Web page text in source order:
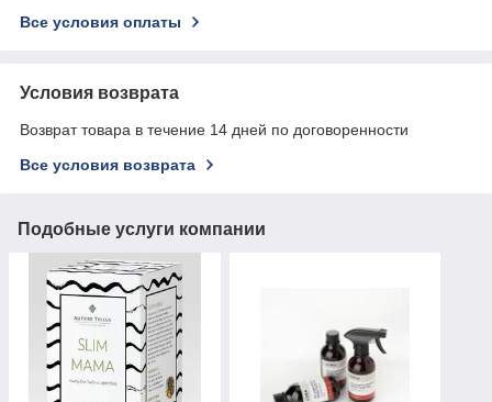
Все условия оплаты
Условия возврата
Возврат товара в течение 14 дней по договоренности
Все условия возврата
Подобные услуги компании